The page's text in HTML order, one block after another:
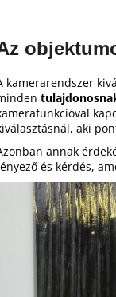
kamerarendszer
aki
annak
és kérdés,